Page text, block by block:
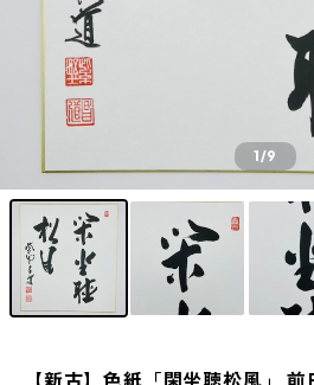
1/9
【新古】色紙「閑坐聴松風」